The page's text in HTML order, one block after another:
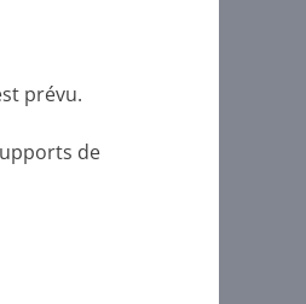
prévu.
de